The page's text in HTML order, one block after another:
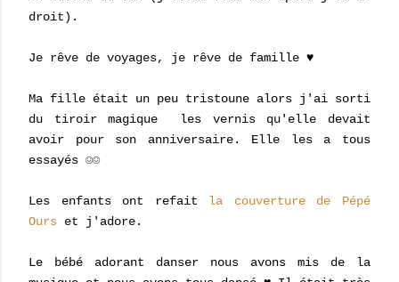
droit).
Je rêve de voyages, je rêve de famille ♥
Ma fille était un peu tristoune alors j'ai sorti
du tiroir magique les vernis qu'elle devait
avoir pour son anniversaire. Elle les a tous
essayés ☺☺
Les enfants ont refait la couverture de Pépé
Ours et j'adore.
Le bébé adorant danser nous avons mis de la